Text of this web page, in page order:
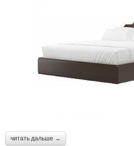
читать дальше →